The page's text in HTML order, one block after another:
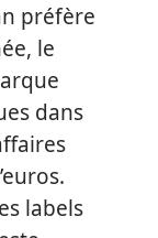
préfère
le
dans
labels